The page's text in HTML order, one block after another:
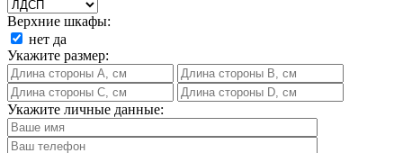
Верхние шкафы:
нет да
Укажите размер:
Укажите личные данные: